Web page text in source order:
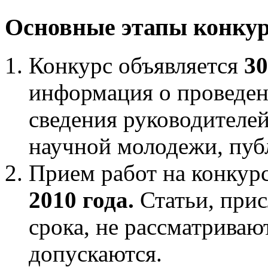
Основные этапы
Конкурс объявляется
информация о
сведения
научной молодежи,
Прием работ на
2010 года. Статьи,
срока, не
допускаются.